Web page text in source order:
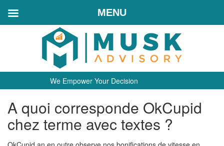
We Empower Your Decision
A quoi corresponde OkCupid
chez terme avec textes ?
MENU